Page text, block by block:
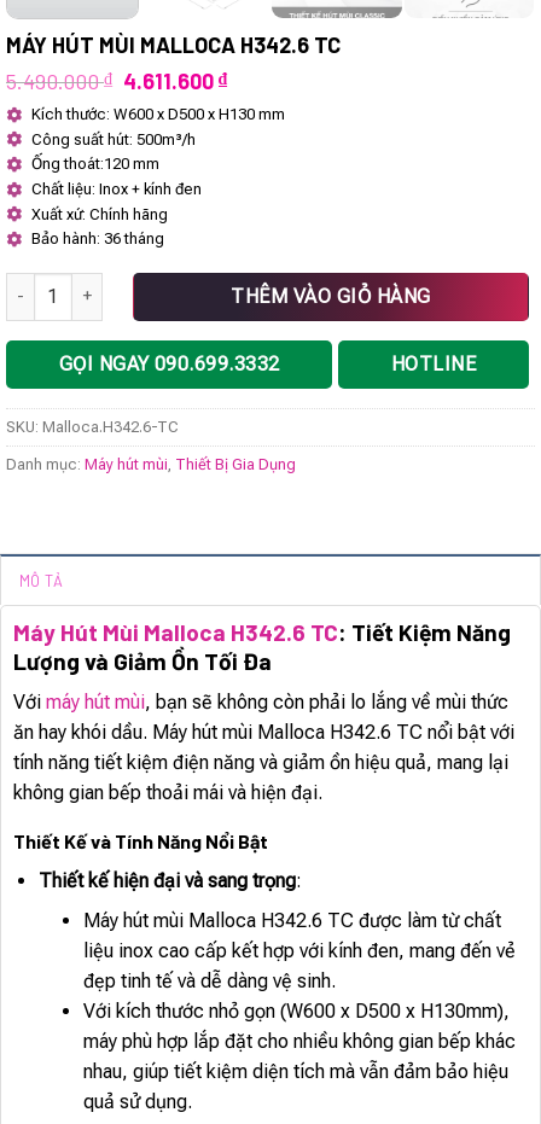
MÁY HÚT MÙI MALLOCA H342.6 TC
5.490.000₫ Giá
là:
5.490.000 ₫.
4.611.600₫Giá
tại
Kích thước: W600 x D500 x H130 mm
Công suất hút: 500m³/h
Ống thoát:120 mm
Chất liệu: Inox + kính đen
Xuất xứ: Chính hãng
Bảo hành: 36 tháng
Máy hút mùi Malloca H342.6 TC số lượngTHÊM VÀO GIỎ HÀNG
GỌI NGAY 090.699.3332 HOTLINE
SKU: Malloca.H342.6-TC
Danh mục: Máy hút mùi Thiết Bị Gia Dụng
MÔ TẢ
Máy Hút Mùi Malloca H342.6 TC: Tiết Kiệm Năng
Lượng và Giảm Ồn Tối Đa
Với máy hút mùi, bạn sẽ không còn phải lo lắng về mùi thức
ăn hay khói dầu. Máy hút mùi Malloca H342.6 TC nổi bật với
tính năng tiết kiệm điện năng và giảm ồn hiệu quả, mang lại
không gian bếp thoải mái và hiện đại.
Thiết Kế và Tính Năng Nổi Bật
Thiết kế hiện đại và sang trọng:
Máy hút mùi Malloca H342.6 TC được làm từ chất
liệu inox cao cấp kết hợp với kính đen, mang đến vẻ
đẹp tinh tế và dễ dàng vệ sinh.
Với kích thước nhỏ gọn (W600 x D500 x H130mm),
máy phù hợp lắp đặt cho nhiều không gian bếp khác
nhau, giúp tiết kiệm diện tích mà vẫn đảm bảo hiệu
quả sử dụng.